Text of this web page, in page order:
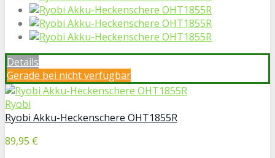
Details
Gerade bei nicht verfügbar
Ryobi
Ryobi Akku-Heckenschere OHT1855R
89,95 €